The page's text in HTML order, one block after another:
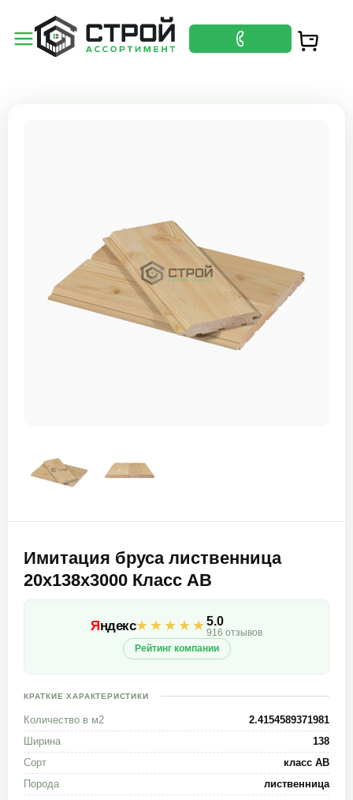
Имитация бруса лиственница
20х138х3000 Класс АВ
Яндекс★★★★★5.0
916 отзывов
Рейтинг компании
КРАТКИЕ ХАРАКТЕРИСТИКИ
Количество в м2
2.4154589371981
Ширина
138
Сорт
класс АВ
Порода
лиственница